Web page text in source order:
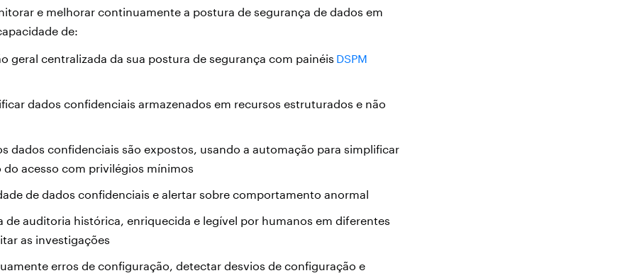
e melhorar continuamente a postura de segurança de dados em
de:
geral centralizada da sua postura de segurança com painéis DSPM
dados confidenciais armazenados em recursos estruturados e não
dados confidenciais são expostos, usando a automação para simplificar
acesso com privilégios mínimos
de dados confidenciais e alertar sobre comportamento anormal
de auditoria histórica, enriquecida e legível por humanos em diferentes
as investigações
erros de configuração, detectar desvios de configuração e